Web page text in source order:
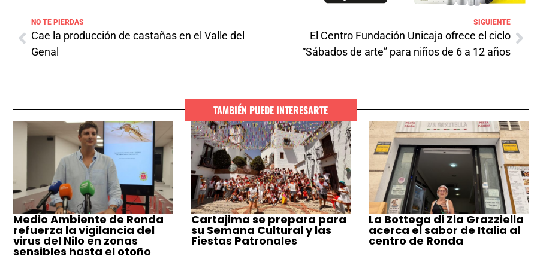
NO TE PIERDAS
Cae la producción de castañas en el Valle del
Genal
SIGUIENTE
El Centro Fundación Unicaja ofrece el ciclo
“Sábados de arte” para niños de 6 a 12 años
TAMBIÉN PUEDE INTERESARTE
Medio Ambiente de Ronda
refuerza la vigilancia del
virus del Nilo en zonas
sensibles hasta el otoño
Cartajima se prepara para
su Semana Cultural y las
Fiestas Patronales
La Bottega di Zia Grazziella
acerca el sabor de Italia al
centro de Ronda